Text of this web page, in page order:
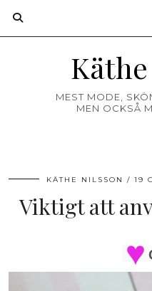
MEST MODE,
MEN OCKSÅ
KÄTHE NILSSON 19
Viktigt att